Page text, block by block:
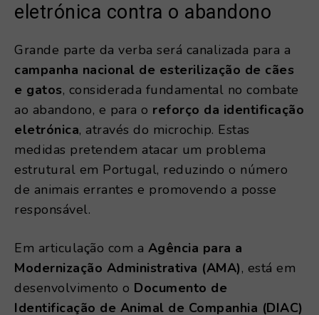
eletrónica contra o abandono
Grande parte da verba será canalizada para a
campanha nacional de esterilização de cães
e gatos, considerada fundamental no combate
ao abandono, e para o reforço da identificação
eletrónica, através do microchip. Estas
medidas pretendem atacar um problema
estrutural em Portugal, reduzindo o número
de animais errantes e promovendo a posse
responsável.
Em articulação com a Agência para a
Modernização Administrativa (AMA), está em
desenvolvimento o Documento de
Identificação de Animal de Companhia (DIAC)